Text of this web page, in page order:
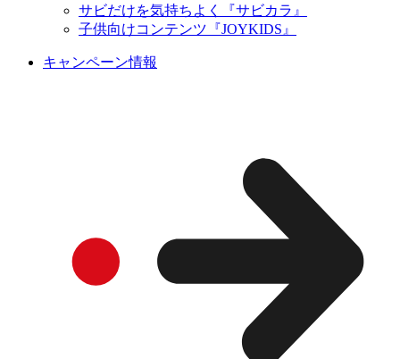
サビだけを気持ちよく『サビカラ』
子供向けコンテンツ『JOYKIDS』
キャンペーン情報